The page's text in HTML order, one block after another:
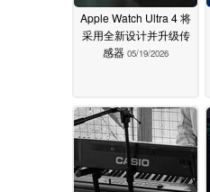
Apple Watch Ultra 4 将
采用全新设计并升级传
感器 05/19/2026